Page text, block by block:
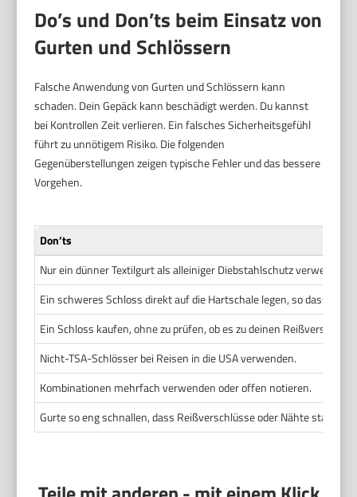
Do’s und Don’ts beim Einsatz von
Gurten und Schlössern
Falsche Anwendung von Gurten und Schlössern kann
schaden. Dein Gepäck kann beschädigt werden. Du kannst
bei Kontrollen Zeit verlieren. Ein falsches Sicherheitsgefühl
führt zu unnötigem Risiko. Die folgenden
Gegenüberstellungen zeigen typische Fehler und das bessere
Vorgehen.
Don’ts
Nur ein dünner Textilgurt als alleiniger Diebstahlschutz verwenden.
Ein schweres Schloss direkt auf die Hartschale legen, so dass es
Ein Schloss kaufen, ohne zu prüfen, ob es zu deinen
Nicht-TSA-Schlösser bei Reisen in die USA verwenden.
Kombinationen mehrfach verwenden oder offen notieren.
Gurte so eng schnallen, dass Reißverschlüsse oder Nähte stark